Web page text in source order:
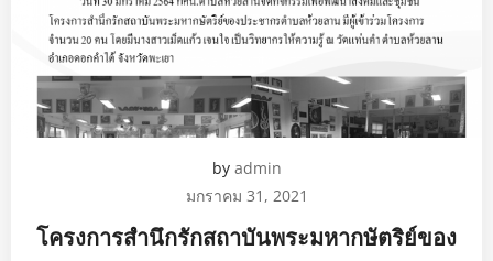
by admin
มกราคม 31, 2021
โครงการสำนึกรักสถาบันพระมหากษัตริย์ของ